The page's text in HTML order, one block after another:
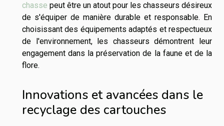
chasse peut être un atout pour les chasseurs désireux
de s'équiper de manière durable et responsable. En
choisissant des équipements adaptés et respectueux
de l'environnement, les chasseurs démontrent leur
engagement dans la préservation de la faune et de la
flore.
Innovations et avancées dans le
recyclage des cartouches